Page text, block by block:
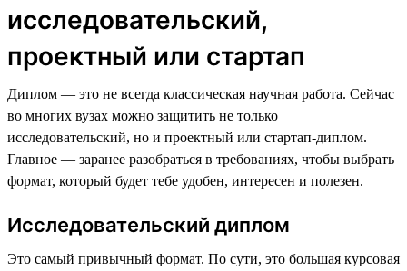
исследовательский,
проектный или стартап
Диплом — это не всегда классическая научная работа. Сейчас
во многих вузах можно защитить не только
исследовательский, но и проектный или стартап-диплом.
Главное — заранее разобраться в требованиях, чтобы выбрать
формат, который будет тебе удобен, интересен и полезен.
Исследовательский диплом
Это самый привычный формат. По сути, это большая курсовая